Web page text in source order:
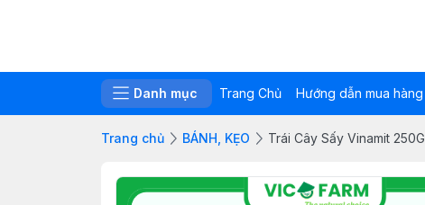
Danh mục Trang Chủ Hướng dẫn mua hàng
Trang chủ BÁNH, KẸO Trái Cây Sấy Vinamit 250G